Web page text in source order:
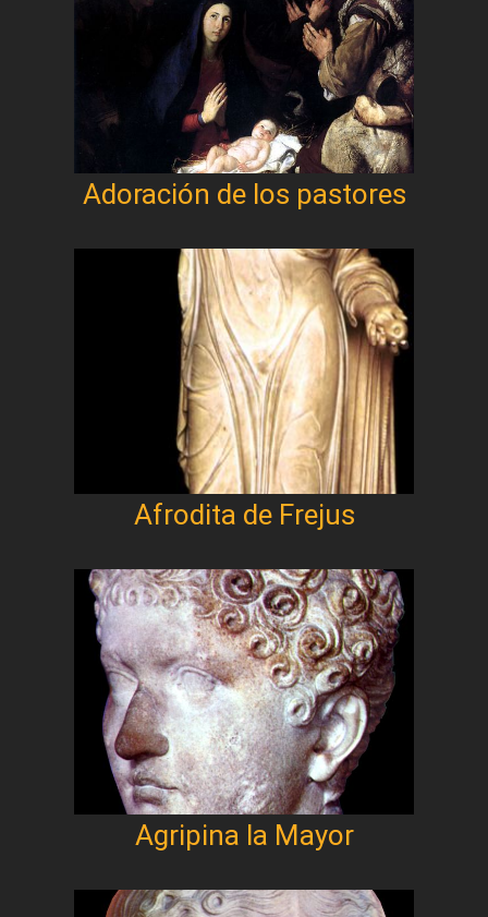
Adoración de los pastores
Afrodita de Frejus
Agripina la Mayor